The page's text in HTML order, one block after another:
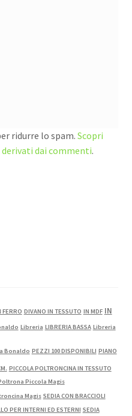
ridurre lo spam. Scopri
dai commenti.
FERRO DIVANO IN TESSUTO IN MDF IN
Libreria LIBRERIA BASSA Libreria
Bonaldo PEZZI 100 DISPONIBILI PIANO
PICCOLA POLTRONCINA IN TESSUTO
Piccola Magis
Magis SEDIA CON BRACCIOLI
PER INTERNI ED ESTERNI SEDIA